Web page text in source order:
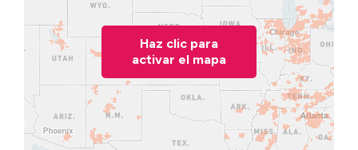
Haz clic para
activar el mapa